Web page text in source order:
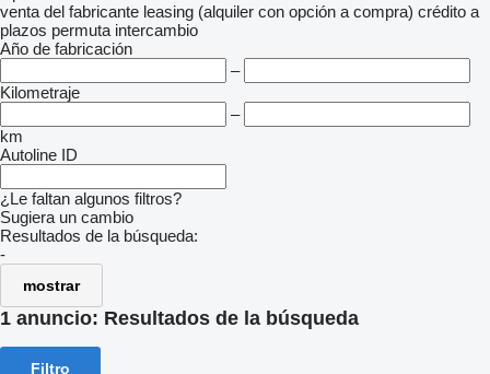
venta del fabricante leasing (alquiler con opción a compra) crédito a
plazos permuta intercambio
Año de fabricación
–
Kilometraje
–
km
Autoline ID
¿Le faltan algunos filtros?
Sugiera un cambio
Resultados de la búsqueda:
-
mostrar
1 anuncio: Resultados de la búsqueda
Filtro